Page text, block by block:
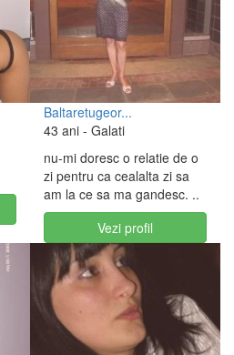
Baltaretugeor...
43 ani - Galati
nu-mi doresc o relatie de o
zi pentru ca cealalta zi sa
am la ce sa ma gandesc. ..
Vezi profil